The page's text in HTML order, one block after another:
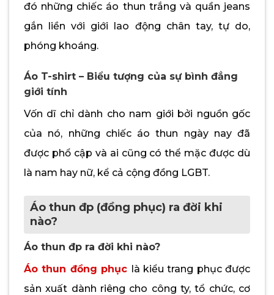
đó những chiếc áo thun trắng và quần jeans
gắn liền với giới lao động chân tay, tự do,
phóng khoáng.
Áo T-shirt – Biểu tượng của sự bình đẳng
giới tính
Vốn dĩ chỉ dành cho nam giới bởi nguồn gốc
của nó, những chiếc áo thun ngày nay đã
được phổ cập và ai cũng có thể mặc được dù
là nam hay nữ, kể cả cộng đồng LGBT.
Áo thun đp (đồng phục) ra đời khi
nào?
Áo thun đp ra đời khi nào?
Áo thun đồng phục là kiểu trang phục được
sản xuất dành riêng cho công ty, tổ chức, cơ